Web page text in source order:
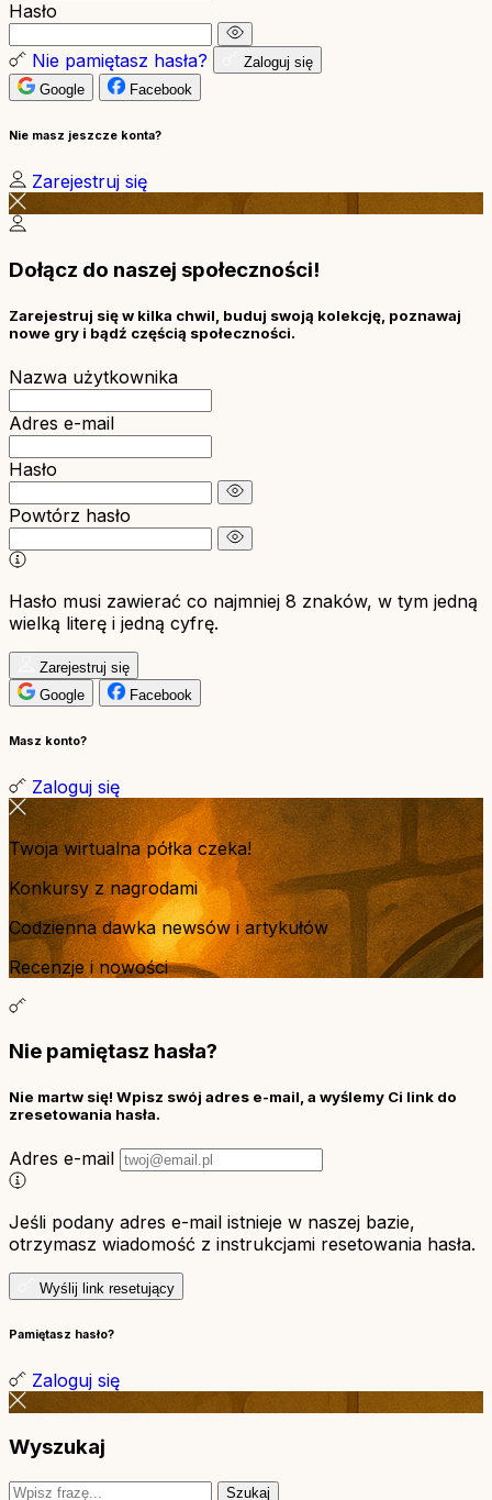
Hasło
Nie pamiętasz hasła?
Zaloguj się
Google
Facebook
Nie masz jeszcze konta?
Zarejestruj się
Dołącz do naszej społeczności!
Zarejestruj się w kilka chwil, buduj swoją kolekcję, poznawaj
nowe gry i bądź częścią społeczności.
Nazwa użytkownika
Adres e-mail
Hasło
Powtórz hasło
Hasło musi zawierać co najmniej 8 znaków, w tym jedną
wielką literę i jedną cyfrę.
Zarejestruj się
Google
Facebook
Masz konto?
Zaloguj się
Twoja wirtualna półka czeka!
Konkursy z nagrodami
Codzienna dawka newsów i artykułów
Recenzje i nowości
Nie pamiętasz hasła?
Nie martw się! Wpisz swój adres e-mail, a wyślemy Ci link do
zresetowania hasła.
Adres e-mail
Jeśli podany adres e-mail istnieje w naszej bazie,
otrzymasz wiadomość z instrukcjami resetowania hasła.
Wyślij link resetujący
Pamiętasz hasło?
Zaloguj się
Wyszukaj
Szukaj